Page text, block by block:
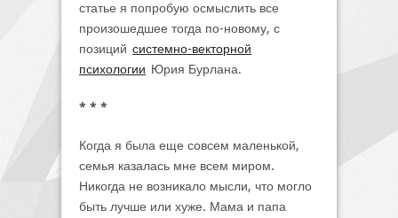
статье я попробую осмыслить все
произошедшее тогда по-новому, с
позиций системно-векторной
психологии Юрия Бурлана.
* * *
Когда я была еще совсем маленькой,
семья казалась мне всем миром.
Никогда не возникало мысли, что могло
быть лучше или хуже. Мама и папа